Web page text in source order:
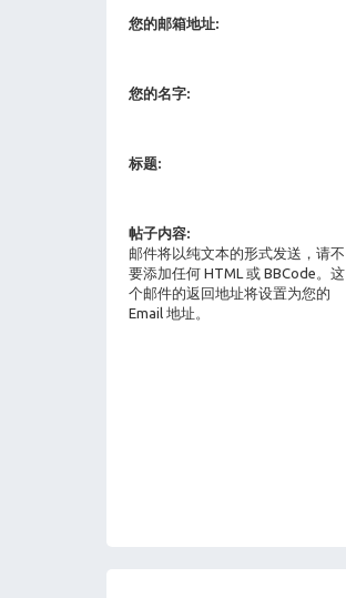
您的邮箱地址:
您的名字:
标题:
帖子内容:
邮件将以纯文本的形式发送，请不
要添加任何 HTML 或 BBCode。这
个邮件的返回地址将设置为您的
Email 地址。